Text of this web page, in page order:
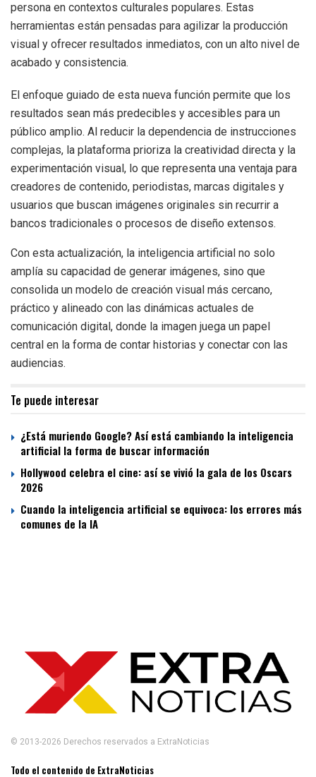
persona en contextos culturales populares. Estas
herramientas están pensadas para agilizar la producción
visual y ofrecer resultados inmediatos, con un alto nivel de
acabado y consistencia.
El enfoque guiado de esta nueva función permite que los
resultados sean más predecibles y accesibles para un
público amplio. Al reducir la dependencia de instrucciones
complejas, la plataforma prioriza la creatividad directa y la
experimentación visual, lo que representa una ventaja para
creadores de contenido, periodistas, marcas digitales y
usuarios que buscan imágenes originales sin recurrir a
bancos tradicionales o procesos de diseño extensos.
Con esta actualización, la inteligencia artificial no solo
amplía su capacidad de generar imágenes, sino que
consolida un modelo de creación visual más cercano,
práctico y alineado con las dinámicas actuales de
comunicación digital, donde la imagen juega un papel
central en la forma de contar historias y conectar con las
audiencias.
Te puede interesar
¿Está muriendo Google? Así está cambiando la inteligencia
artificial la forma de buscar información
Hollywood celebra el cine: así se vivió la gala de los Oscars
2026
Cuando la inteligencia artificial se equivoca: los errores más
comunes de la IA
© 2013-2026 Derechos reservados a ExtraNoticias
Todo el contenido de ExtraNoticias